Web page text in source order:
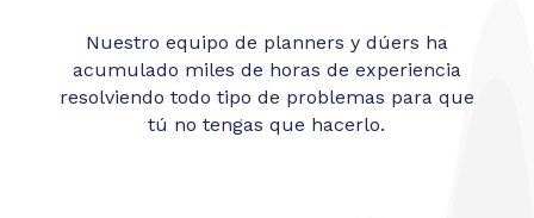
Nuestro equipo de planners y dúers ha
acumulado miles de horas de experiencia
resolviendo todo tipo de problemas para que
tú no tengas que hacerlo.